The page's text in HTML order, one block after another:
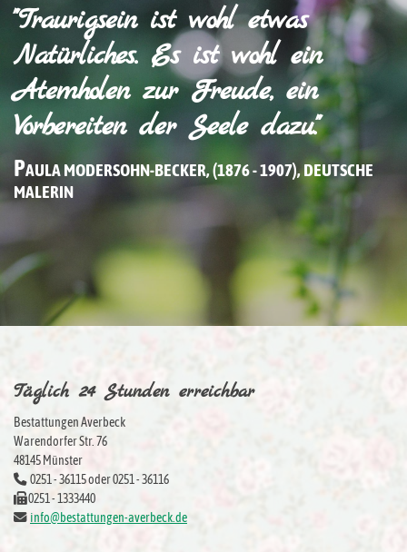
"Traurigsein ist wohl etwas
Natürliches. Es ist wohl ein
Atemholen zur Freude, ein
Vorbereiten der Seele dazu."
PAULA MODERSOHN-BECKER, (1876 - 1907), DEUTSCHE
MALERIN
Täglich 24 Stunden erreichbar
Bestattungen Averbeck
Warendorfer Str. 76
48145 Münster
0251 - 36115 oder 0251 - 36116
0251 - 1333440
info@bestattungen-averbeck.de